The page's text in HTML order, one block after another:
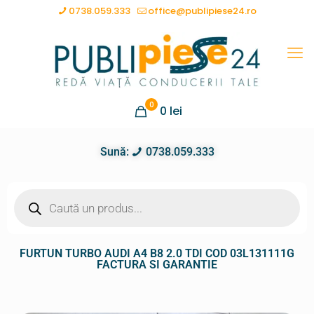
0738.059.333 office@publipiese24.ro
0 0 lei
Sună: 0738.059.333
FURTUN TURBO AUDI A4 B8 2.0 TDI COD 03L131111G
FACTURA SI GARANTIE